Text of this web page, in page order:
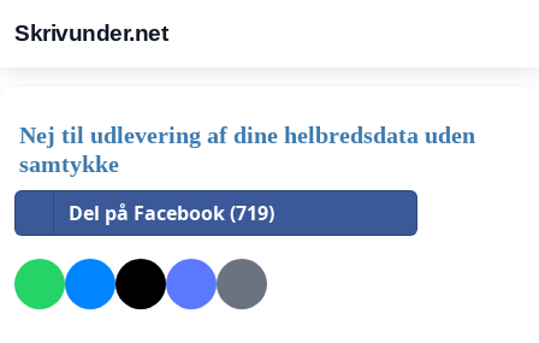
Skrivunder.net
Nej til udlevering af dine helbredsdata uden
samtykke
Del på Facebook (719)